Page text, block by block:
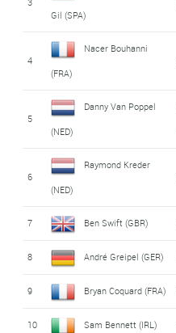
Gil (SPA)
4
Nacer Bouhanni
(FRA)
5
Danny Van Poppel
(NED)
6
Raymond Kreder
(NED)
7 Ben Swift (GBR)
8 André Greipel (GER)
9 Bryan Coquard (FRA)
10 Sam Bennett (IRL)